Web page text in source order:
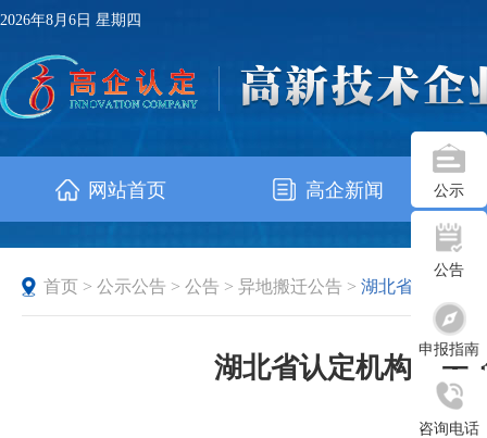
2026年8月6日 星期四
网站首页 高企新闻 公示
公告
申报指南
咨询电话
首页 > 公示公告 > 公告 > 异地搬迁公告 > 湖北省
湖北省认定机构：关
发布